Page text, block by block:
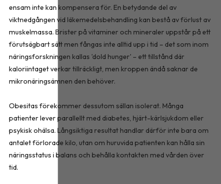
ensam inte kan kompensera för. En betydande del av
viktnedgången vid läkemedelsbehandling kan bestå av förlust av
muskelmassa. Brister på vitaminer och mineraler uppstår på ett
förutsägbart sätt men fångas inte alltid upp i tid – det som inom
näringsforskningen kallas 'dold hunger' – ett tillstånd där
kaloriintaget verkar tillräckligt, men kroppen ändå saknar de
mikronäringsämnen den behöver.
Obesitas förekommer dessutom sällan isolerat. Många
patienter lever parallellt med diabetes, hjärt-kärlsjukdom eller
psykisk ohälsa. Långsiktiga resultat handlar därför inte bara om
antalet förlorade kilo, utan om huruvida patienten kan hålla sin
näringsstatus i balans och behålla kontakten med vården över
tid.